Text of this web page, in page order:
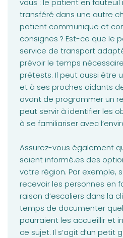
vous : le patient en
transféré dans une autre
patient communique et
consignes ? Est-ce que le
service de transport
prévoir le temps
prétests. Il peut aussi être
et à ses proches aidants
avant de programmer un
peut servir à identifier les
à se familiariser avec
Assurez-vous également
soient informé.es des
votre région. Par exemple,
recevoir les personnes en
raison d’escaliers dans la
temps de documenter
pourraient les accueillir et
ce sujet. Il s’agit d’un petit